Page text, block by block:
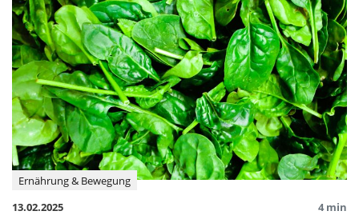
Ernährung & Bewegung
13.02.2025
4 min